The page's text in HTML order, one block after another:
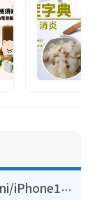
豐澤優惠勁減低至44折！Mac mini/iPhone17Pro大減價！廚房家電$220起